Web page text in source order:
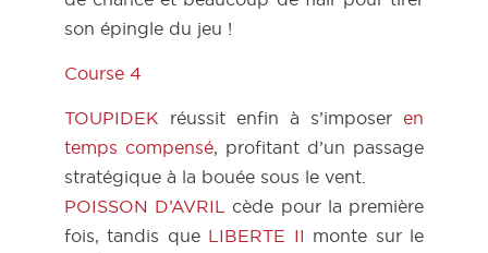
son épingle du jeu !
Course 4
TOUPIDEK réussit enfin à s’imposer en
temps compensé, profitant d’un passage
stratégique à la bouée sous le vent.
POISSON D’AVRIL
cède pour la première
fois, tandis que LIBERTE II monte sur le